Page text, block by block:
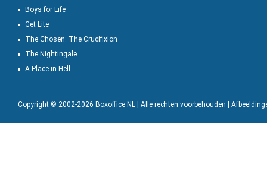
Boys for Life
Get Lite
The Chosen: The Crucifixion
The Nightingale
A Place in Hell
Copyright © 2002-2026 Boxoffice NL | Alle rechten voorbehouden |